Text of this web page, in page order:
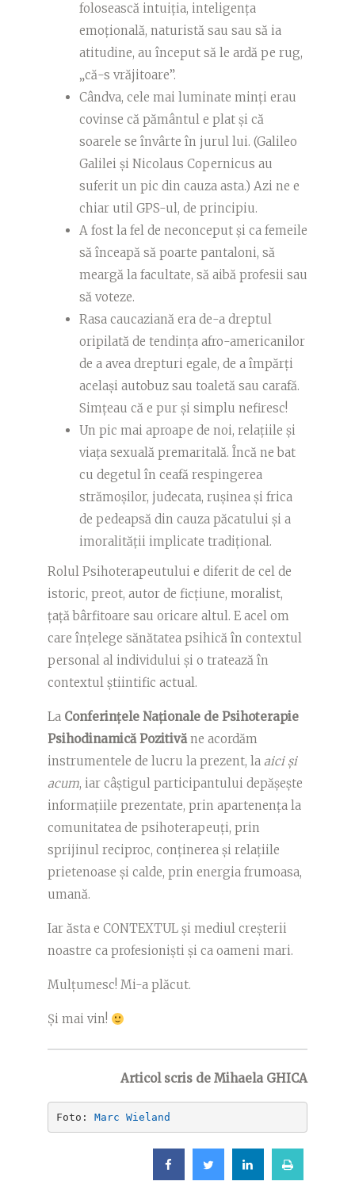
folosească intuiția, inteligența
emoțională, naturistă sau sau să ia
atitudine, au început să le ardă pe rug,
„că-s vrăjitoare”.
Cândva, cele mai luminate minți erau
covinse că pământul e plat și că
soarele se învârte în jurul lui. (Galileo
Galilei și Nicolaus Copernicus au
suferit un pic din cauza asta.) Azi ne e
chiar util GPS-ul, de principiu.
A fost la fel de neconceput și ca femeile
să înceapă să poarte pantaloni, să
meargă la facultate, să aibă profesii sau
să voteze.
Rasa caucaziană era de-a dreptul
oripilată de tendința afro-americanilor
de a avea drepturi egale, de a împărți
același autobuz sau toaletă sau carafă.
Simțeau că e pur și simplu nefiresc!
Un pic mai aproape de noi, relațiile și
viața sexuală premaritală. Încă ne bat
cu degetul în ceafă respingerea
strămoșilor, judecata, rușinea și frica
de pedeapsă din cauza păcatului și a
imoralității implicate tradițional.
Rolul Psihoterapeutului e diferit de cel de
istoric, preot, autor de ficțiune, moralist,
țață bârfitoare sau oricare altul. E acel om
care înțelege sănătatea psihică în contextul
personal al individului și o tratează în
contextul știintific actual.
La Conferințele Naționale de Psihoterapie
Psihodinamică Pozitivăne acordăm
instrumentele de lucru la prezent, la aici și
acum, iar câștigul participantului depășește
informațiile prezentate, prin apartenența la
comunitatea de psihoterapeuți, prin
sprijinul reciproc, conținerea și relațiile
prietenoase și calde, prin energia frumoasa,
umană.
Iar ăsta e CONTEXTUL și mediul creșterii
noastre ca profesioniști și ca oameni mari.
Mulțumesc! Mi-a plăcut.
Și mai vin!
Articol scris de Mihaela GHICA
Foto: Marc Wieland